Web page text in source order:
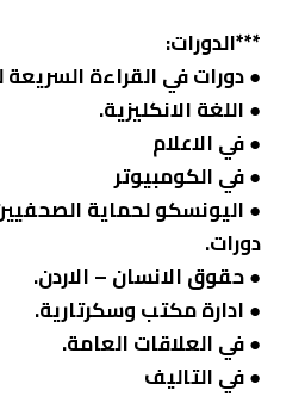
***الدورات:
● دورات في القراءة السريعة
● اللغة الانكليزية.
● في الاعلام
● في الكومبيوتر
● اليونسكو لحماية
دورات.
● حقوق الانسان – الاردن.
● ادارة مكتب وسكرتارية.
● في العلاقات العامة.
● في التاليف